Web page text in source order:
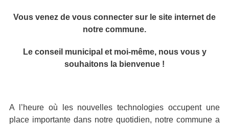
Vous venez de vous connecter sur le site internet de
notre commune.
Le conseil municipal et moi-même, nous vous y
souhaitons la bienvenue !
A l’heure où les nouvelles technologies occupent une
place importante dans notre quotidien, notre commune a